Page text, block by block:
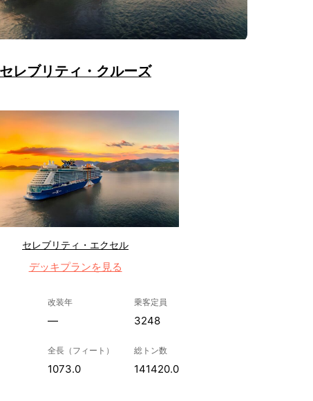
セレブリティ・クルーズ
セレブリティ・エクセル
デッキプランを見る
改装年
—
乗客定員
3248
全長（フィート）
1073.0
総トン数
141420.0